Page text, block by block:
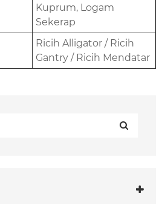
Kuprum, Logam
Sekerap
Ricih Alligator / Ricih
Gantry / Ricih Mendatar